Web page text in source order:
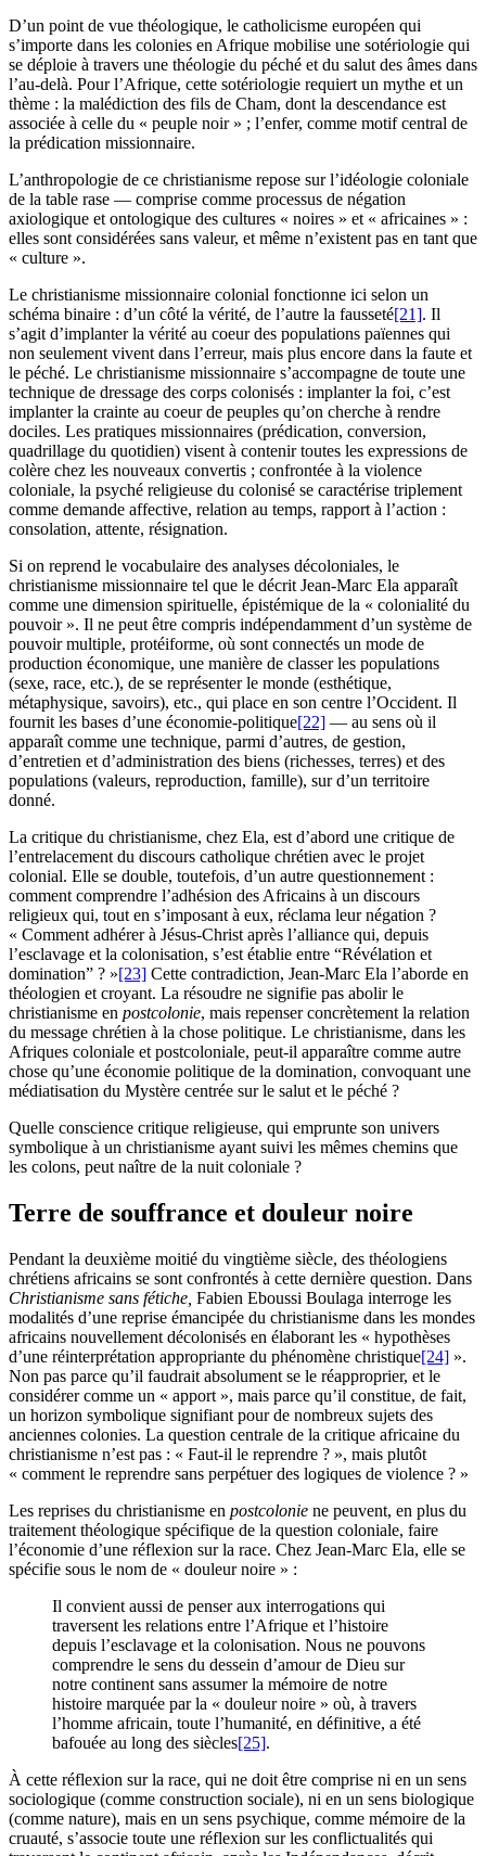
D’un point de vue théologique, le catholicisme européen qui
s’importe dans les colonies en Afrique mobilise une sotériologie qui
se déploie à travers une théologie du péché et du salut des âmes dans
l’au-delà. Pour l’Afrique, cette sotériologie requiert un mythe et un
thème : la malédiction des fils de Cham, dont la descendance est
associée à celle du « peuple noir » ; l’enfer, comme motif central de
la prédication missionnaire.
L’anthropologie de ce christianisme repose sur l’idéologie coloniale
de la table rase — comprise comme processus de négation
axiologique et ontologique des cultures « noires » et « africaines » :
elles sont considérées sans valeur, et même n’existent pas en tant que
« culture ».
Le christianisme missionnaire colonial fonctionne ici selon un
schéma binaire : d’un côté la vérité, de l’autre la fausseté[21]. Il
s’agit d’implanter la vérité au coeur des populations païennes qui
non seulement vivent dans l’erreur, mais plus encore dans la faute et
le péché. Le christianisme missionnaire s’accompagne de toute une
technique de dressage des corps colonisés : implanter la foi, c’est
implanter la crainte au coeur de peuples qu’on cherche à rendre
dociles. Les pratiques missionnaires (prédication, conversion,
quadrillage du quotidien) visent à contenir toutes les expressions de
colère chez les nouveaux convertis ; confrontée à la violence
coloniale, la psyché religieuse du colonisé se caractérise triplement
comme demande affective, relation au temps, rapport à l’action :
consolation, attente, résignation.
Si on reprend le vocabulaire des analyses décoloniales, le
christianisme missionnaire tel que le décrit Jean-Marc Ela apparaît
comme une dimension spirituelle, épistémique de la « colonialité du
pouvoir ». Il ne peut être compris indépendamment d’un système de
pouvoir multiple, protéiforme, où sont connectés un mode de
production économique, une manière de classer les populations
(sexe, race, etc.), de se représenter le monde (esthétique,
métaphysique, savoirs), etc., qui place en son centre l’Occident. Il
fournit les bases d’une économie-politique[22] — au sens où il
apparaît comme une technique, parmi d’autres, de gestion,
d’entretien et d’administration des biens (richesses, terres) et des
populations (valeurs, reproduction, famille), sur d’un territoire
donné.
La critique du christianisme, chez Ela, est d’abord une critique de
l’entrelacement du discours catholique chrétien avec le projet
colonial. Elle se double, toutefois, d’un autre questionnement :
comment comprendre l’adhésion des Africains à un discours
religieux qui, tout en s’imposant à eux, réclama leur négation ?
« Comment adhérer à Jésus-Christ après l’alliance qui, depuis
l’esclavage et la colonisation, s’est établie entre “Révélation et
domination” ? »[23] Cette contradiction, Jean-Marc Ela l’aborde en
théologien et croyant. La résoudre ne signifie pas abolir le
christianisme en postcolonie, mais repenser concrètement la relation
du message chrétien à la chose politique. Le christianisme, dans les
Afriques coloniale et postcoloniale, peut-il apparaître comme autre
chose qu’une économie politique de la domination, convoquant une
médiatisation du Mystère centrée sur le salut et le péché ?
Quelle conscience critique religieuse, qui emprunte son univers
symbolique à un christianisme ayant suivi les mêmes chemins que
les colons, peut naître de la nuit coloniale ?
Terre de souffrance et douleur noire
Pendant la deuxième moitié du vingtième siècle, des théologiens
chrétiens africains se sont confrontés à cette dernière question. Dans
Christianisme sans fétiche, Fabien Eboussi Boulaga interroge les
modalités d’une reprise émancipée du christianisme dans les mondes
africains nouvellement décolonisés en élaborant les « hypothèses
d’une réinterprétation appropriante du phénomène christique[24] ».
Non pas parce qu’il faudrait absolument se le réapproprier, et le
considérer comme un « apport », mais parce qu’il constitue, de fait,
un horizon symbolique signifiant pour de nombreux sujets des
anciennes colonies. La question centrale de la critique africaine du
christianisme n’est pas : « Faut-il le reprendre ? », mais plutôt
« comment le reprendre sans perpétuer des logiques de violence ? »
Les reprises du christianisme en postcolonie ne peuvent, en plus du
traitement théologique spécifique de la question coloniale, faire
l’économie d’une réflexion sur la race. Chez Jean-Marc Ela, elle se
spécifie sous le nom de « douleur noire » :
Il convient aussi de penser aux interrogations qui
traversent les relations entre l’Afrique et l’histoire
depuis l’esclavage et la colonisation. Nous ne pouvons
comprendre le sens du dessein d’amour de Dieu sur
notre continent sans assumer la mémoire de notre
histoire marquée par la « douleur noire » où, à travers
l’homme africain, toute l’humanité, en définitive, a été
bafouée au long des siècles[25].
À cette réflexion sur la race, qui ne doit être comprise ni en un sens
sociologique (comme construction sociale), ni en un sens biologique
(comme nature), mais en un sens psychique, comme mémoire de la
cruauté, s’associe toute une réflexion sur les conflictualités qui